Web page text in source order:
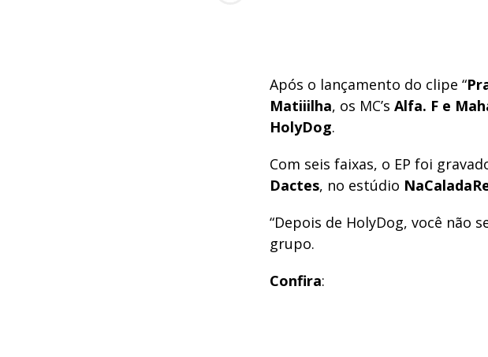
Após o lançamento do clipe “
Matiiilha, os MC’s Alfa. F e
HolyDog.
Com seis faixas, o EP foi
Dactes, no estúdio
“Depois de HolyDog, você não
grupo.
Confira: